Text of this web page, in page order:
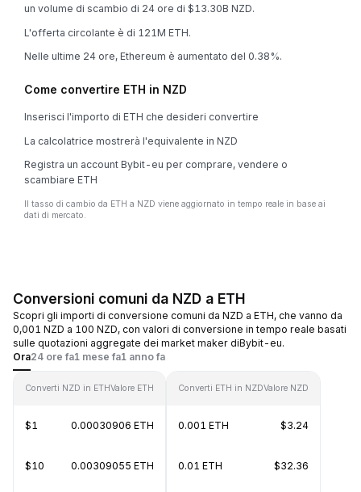
un volume di scambio di 24 ore di $13.30B NZD.
L'offerta circolante è di 121M ETH.
Nelle ultime 24 ore, Ethereum è aumentato del 0.38%.
Come convertire ETH in NZD
Inserisci l'importo di ETH che desideri convertire
La calcolatrice mostrerà l'equivalente in NZD
Registra un account Bybit-eu per comprare, vendere o
scambiare ETH
Il tasso di cambio da ETH a NZD viene aggiornato in tempo reale in base ai
dati di mercato.
Conversioni comuni da NZD a ETH
Scopri gli importi di conversione comuni da NZD a ETH, che vanno da
0,001 NZD a 100 NZD, con valori di conversione in tempo reale basati
sulle quotazioni aggregate dei market maker diBybit-eu.
Ora24 ore fa1 mese fa1 anno fa
Converti NZD in ETHValore ETH
$1 0.00030906 ETH
$10 0.00309055 ETH
Converti ETH in NZDValore NZD
0.001 ETH $3.24
0.01 ETH $32.36